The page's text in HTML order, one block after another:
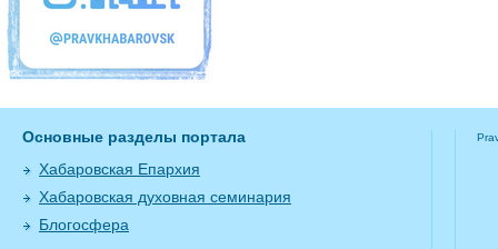
Основные разделы портала
Хабаровская Епархия
Хабаровская духовная семинария
Блогосфера